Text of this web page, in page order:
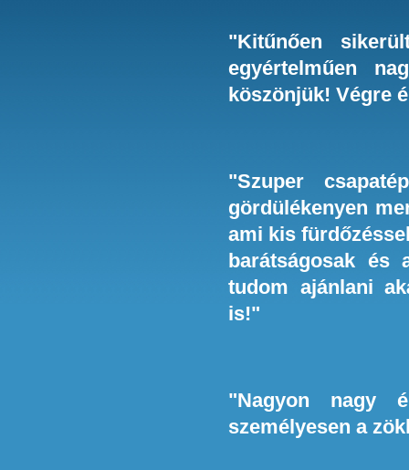
"Kitűnően
egyértelműen
köszönjük! Végre
"Szuper
gördülékenyen
ami kis
barátságosak és
tudom ajánlani
is!"
"Nagyon nagy
személyesen a